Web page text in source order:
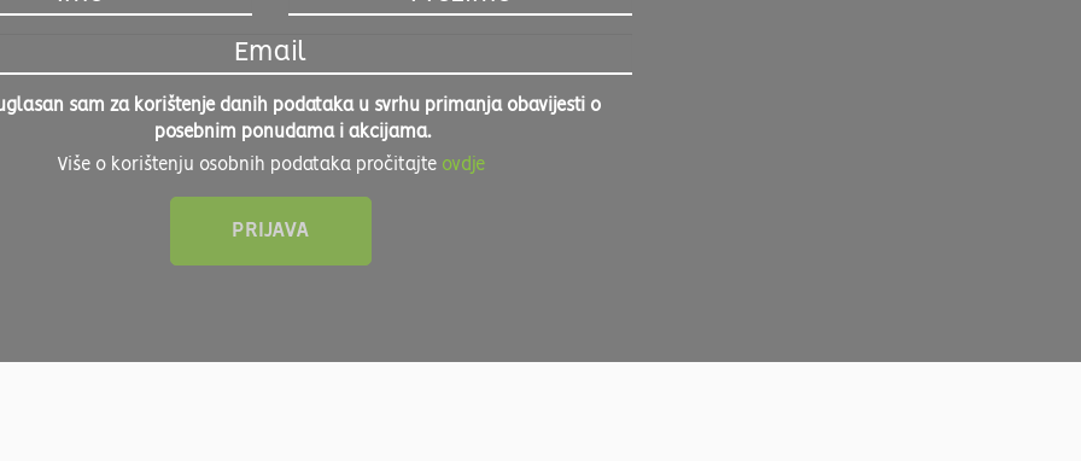
sam za korištenje danih podataka u svrhu primanja obavijesti o
posebnim ponudama i akcijama.
Više o korištenju osobnih podataka pročitajte ovdje